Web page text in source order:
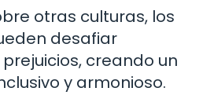
otras culturas, los
desafiar
creando un
y armonioso.